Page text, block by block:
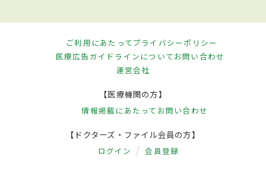
ご利用にあたってプライバシーポリシー
医療広告ガイドラインについてお問い合わせ
運営会社
【医療機関の方】
情報掲載にあたって お問い合わせ
【ドクターズ・ファイル会員の方】
ログイン 会員登録